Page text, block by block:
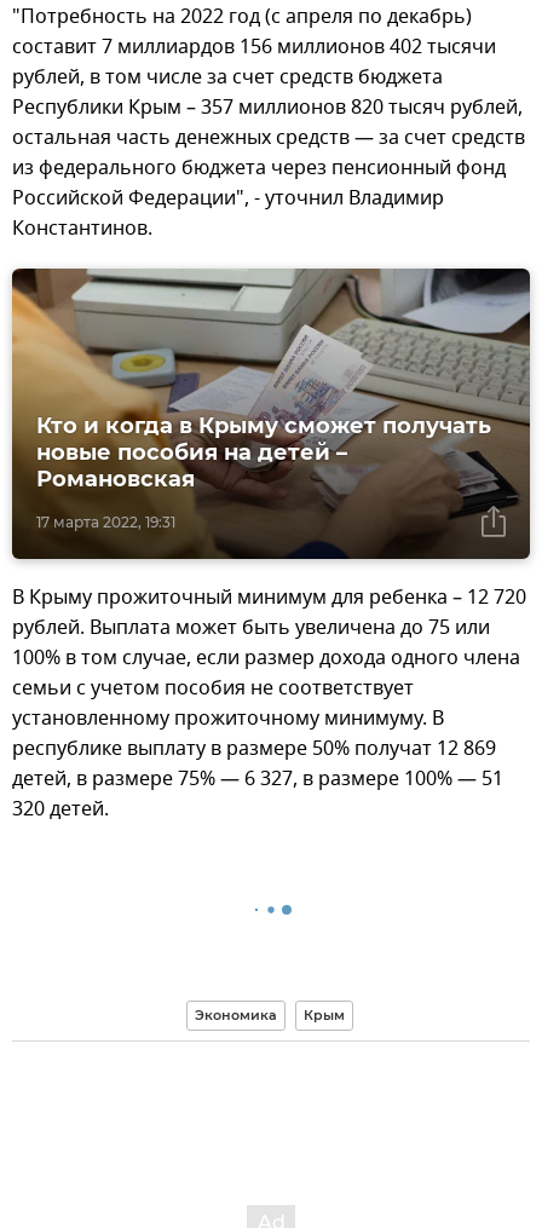
"Потребность на 2022 год (с апреля по декабрь)
составит 7 миллиардов 156 миллионов 402 тысячи
рублей, в том числе за счет средств бюджета
Республики Крым – 357 миллионов 820 тысяч рублей,
остальная часть денежных средств — за счет средств
из федерального бюджета через пенсионный фонд
Российской Федерации", - уточнил Владимир
Константинов.
17 марта 2022, 19:31
Кто и когда в Крыму сможет получать
новые пособия на детей –
Романовская
В Крыму прожиточный минимум для ребенка – 12 720
рублей. Выплата может быть увеличена до 75 или
100% в том случае, если размер дохода одного члена
семьи с учетом пособия не соответствует
установленному прожиточному минимуму. В
республике выплату в размере 50% получат 12 869
детей, в размере 75% — 6 327, в размере 100% — 51
320 детей.
Экономика Крым